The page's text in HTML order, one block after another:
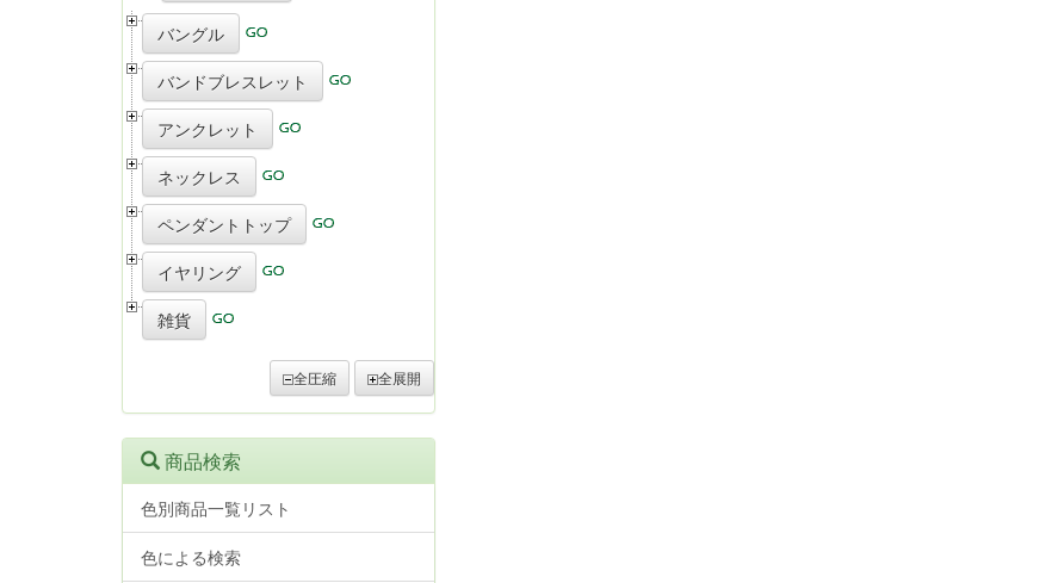
バングル
バンドブレスレット
アンクレット
ネックレス
ペンダントトップ
イヤリング
雑貨
全圧縮 全展開
商品検索
色別商品一覧リスト
色による検索